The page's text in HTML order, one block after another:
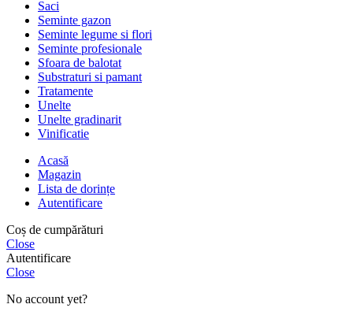
Saci
Seminte gazon
Seminte legume si flori
Seminte profesionale
Sfoara de balotat
Substraturi si pamant
Tratamente
Unelte
Unelte gradinarit
Vinificatie
Acasă
Magazin
Lista de dorințe
Autentificare
Coș de cumpărături
Close
Autentificare
Close
No account yet?